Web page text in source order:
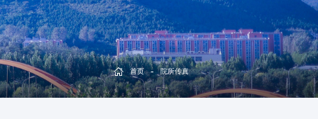
首页 - 院所传真